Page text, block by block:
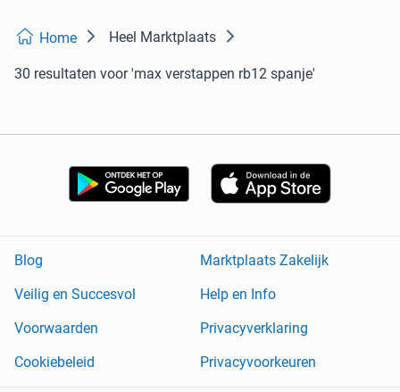
Home Heel Marktplaats
30 resultaten voor 'max verstappen rb12 spanje'
Blog
Marktplaats Zakelijk
Veilig en Succesvol
Help en Info
Voorwaarden
Privacyverklaring
Cookiebeleid
Privacyvoorkeuren